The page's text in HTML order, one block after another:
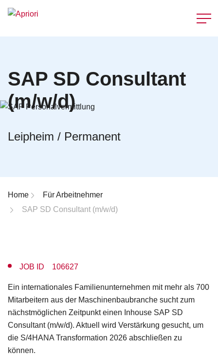
SAP SD Consultant
(m/w/d)
Leipheim / Permanent
Breadcrumb-Navigation
Home
Für Arbeitnehmer
SAP SD Consultant (m/w/d)
JOB ID 106627
Ein internationales Familienunternehmen mit mehr als 700
Mitarbeitern aus der Maschinenbaubranche sucht zum
nächstmöglichen Zeitpunkt einen Inhouse SAP SD
Consultant (m/w/d). Aktuell wird Verstärkung gesucht, um
die S/4HANA Transformation 2026 abschließen zu
können.